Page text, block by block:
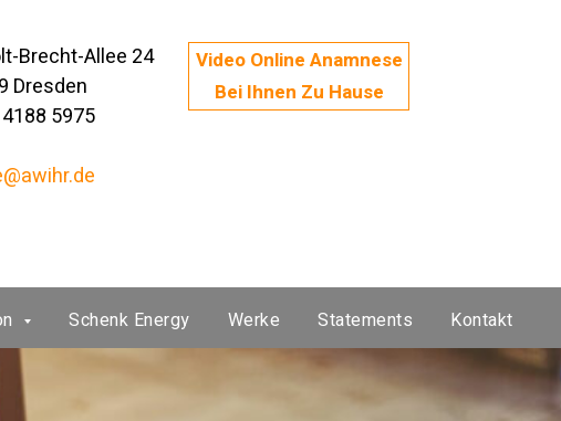
Brecht-Allee 24
Dresden
5975
Video Online Anamnese
Bei Ihnen Zu Hause
Schenk Energy Werke Statements Kontakt